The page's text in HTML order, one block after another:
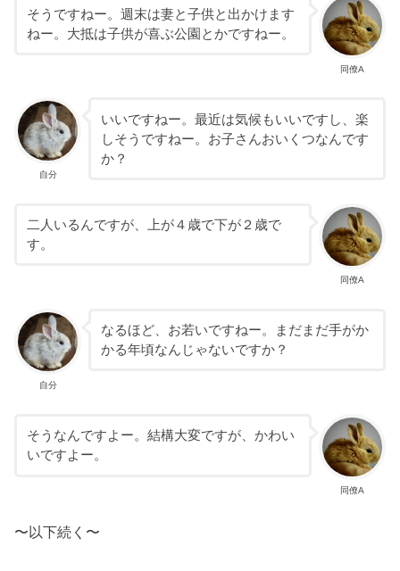
同僚A
そうですねー。週末は妻と子供と出かけます
ねー。大抵は子供が喜ぶ公園とかですねー。
自分
いいですねー。最近は気候もいいですし、楽
しそうですねー。お子さんおいくつなんです
か？
同僚A
二人いるんですが、上が４歳で下が２歳で
す。
自分
なるほど、お若いですねー。まだまだ手がか
かる年頃なんじゃないですか？
同僚A
そうなんですよー。結構大変ですが、かわい
いですよー。
〜以下続く〜